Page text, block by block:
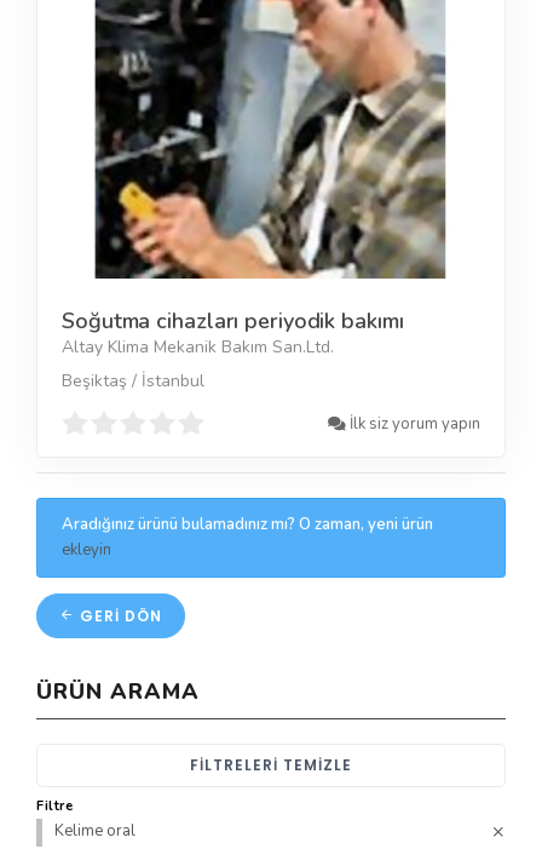
Soğutma cihazları periyodik bakımı
Altay Klima Mekanik Bakım San.Ltd.
Beşiktaş / İstanbul
İlk siz yorum yapın
Aradığınız ürünü bulamadınız mı? O zaman, yeni ürün
ekleyin
GERI DÖN
ÜRÜN ARAMA
FILTRELERI TEMIZLE
Filtre
Kelime oral